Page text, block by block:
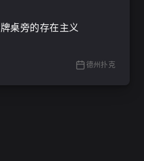
桌旁的存在主义
德州扑克